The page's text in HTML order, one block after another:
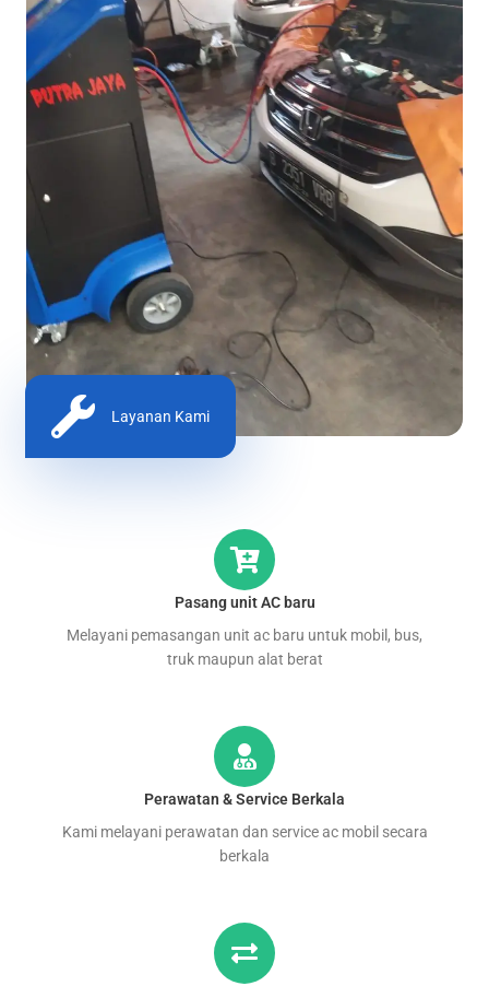
Layanan Kami
Pasang unit AC baru
Melayani pemasangan unit ac baru untuk mobil, bus,
truk maupun alat berat
Perawatan & Service Berkala
Kami melayani perawatan dan service ac mobil secara
berkala